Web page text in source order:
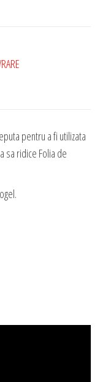
pentru a fi utilizata
sa ridice Folia de